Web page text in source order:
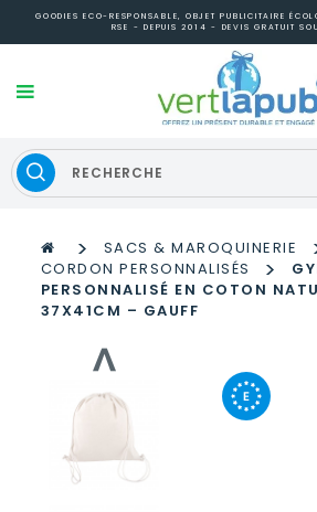
GOODIES ECO-RESPONSABLE, OBJET PUBLICITAIRE
RSE - DEPUIS 2014 - DEVIS GRATUIT
> SACS & MAROQUINERIE
CORDON PERSONNALISÉS
>
PERSONNALISÉ EN COTON
37X41CM – GAUFF